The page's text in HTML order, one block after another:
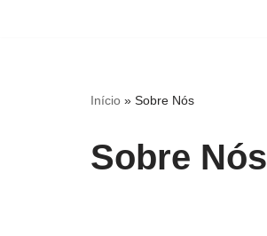
Início » Sobre Nós
Sobre Nós